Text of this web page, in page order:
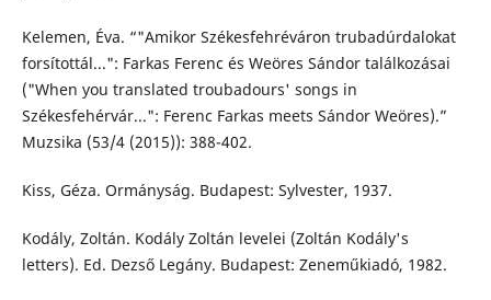
Kelemen, Éva. “"Amikor Székesfehréváron trubadúrdalokat
forsítottál...": Farkas Ferenc és Weöres Sándor találkozásai
("When you translated troubadours' songs in
Székesfehérvár...": Ferenc Farkas meets Sándor Weöres).”
Muzsika (53/4 (2015)): 388-402.
Kiss, Géza. Ormányság. Budapest: Sylvester, 1937.
Kodály, Zoltán. Kodály Zoltán levelei (Zoltán Kodály's
letters). Ed. Dezső Legány. Budapest: Zeneműkiadó, 1982.